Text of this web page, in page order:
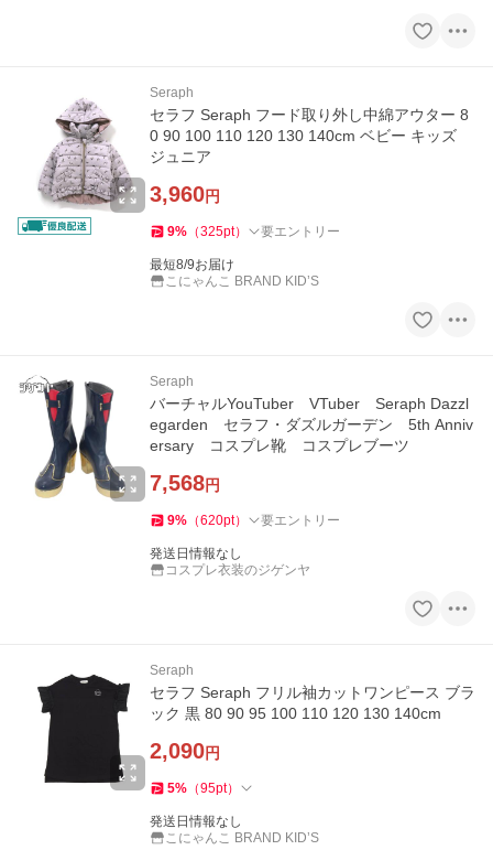
Seraph
セラフ Seraph フード取り外し中綿アウター 8
0 90 100 110 120 130 140cm ベビー キッズ
ジュニア
3,960円
9% （325pt） 要エントリー
最短8/9お届け
こにゃんこ BRAND KID’S
Seraph
バーチャルYouTuber VTuber Seraph Dazzl
egarden セラフ・ダズルガーデン 5th Anniv
ersary コスプレ靴 コスプレブーツ
7,568円
9% （620pt） 要エントリー
発送日情報なし
コスプレ衣装のジゲンヤ
Seraph
セラフ Seraph フリル袖カットワンピース ブラ
ック 黒 80 90 95 100 110 120 130 140cm
2,090円
5% （95pt）
発送日情報なし
こにゃんこ BRAND KID’S